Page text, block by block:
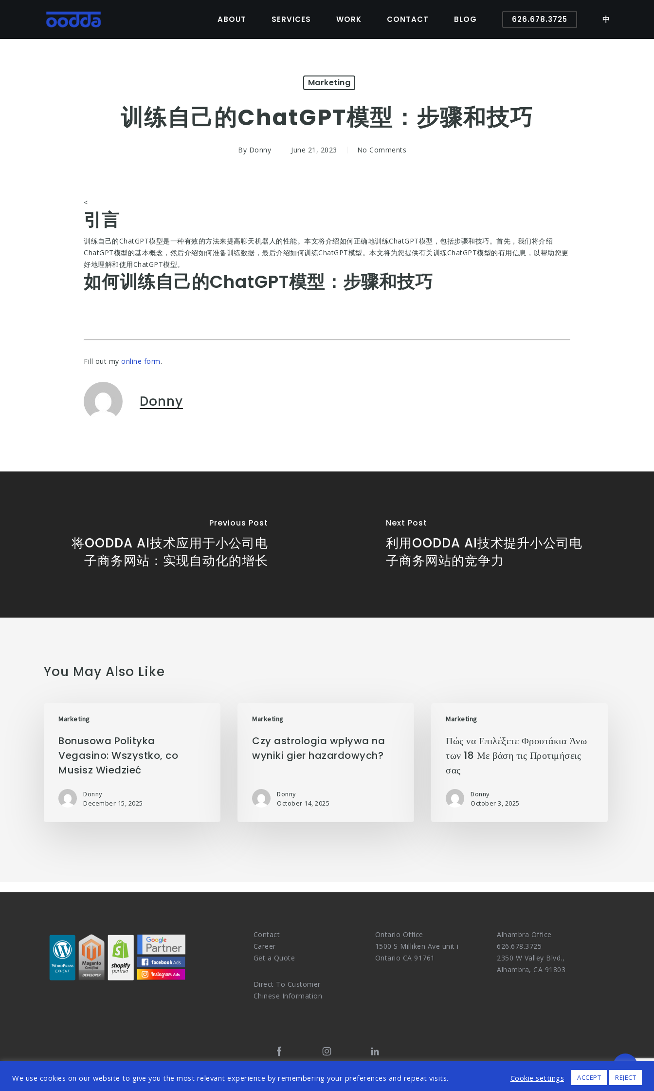
content
ABOUT SERVICES WORK CONTACT BLOG 626.678.3725 中
Marketing
训练自己的ChatGPT模型：步骤和技巧
By Donny June 21, 2023 No Comments
<
引言
训练自己的ChatGPT模型是一种有效的方法来提高聊天机器人的性能。本文将介绍如何正确地训练ChatGPT模型，包括步骤和技巧。首先，我们将介绍
ChatGPT模型的基本概念，然后介绍如何准备训练数据，最后介绍如何训练ChatGPT模型。本文将为您提供有关训练ChatGPT模型的有用信息，以帮助您更
好地理解和使用ChatGPT模型。
如何训练自己的ChatGPT模型：步骤和技巧
Fill out my online form.
Donny
Previous Post
将OODDA AI技术应用于小公司电
子商务网站：实现自动化的增长
Next Post
利用OODDA AI技术提升小公司电
子商务网站的竞争力
You May Also Like
Marketing
Bonusowa Polityka
Vegasino: Wszystko, co
Musisz Wiedzieć
Donny
December 15, 2025
Marketing
Czy astrologia wpływa na
wyniki gier hazardowych?
Donny
October 14, 2025
Marketing
Πώς να Επιλέξετε Φρουτάκια Άνω
των 18 Με βάση τις Προτιμήσεις
σας
Donny
October 3, 2025
Contact
Career
Get a Quote
Direct To Customer
Chinese Information
Ontario Office
1500 S Milliken Ave unit i
Ontario CA 91761
Alhambra Office
626.678.3725
2350 W Valley Blvd.,
Alhambra, CA 91803
© 2026 OODDA - Digital Marketing Agency and eCommerce Website Design Master. ALL RIGHTS RESERVED.
We use cookies on our website to give you the most relevant experience by remembering your preferences and repeat visits. Cookie settings ACCEPT REJECT